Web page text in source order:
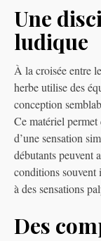
Une
ludique
À la croisée entre
herbe utilise des
conception
Ce matériel permet
d’une sensation
débutants peuvent
conditions souvent
à des sensations
Des